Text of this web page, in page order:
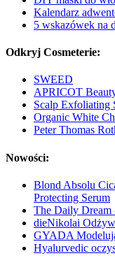
Kalendarz
5 wskazówek na
Odkryj Cosmeterie:
SWEED
APRICOT
Scalp Exfoliating
Organic White
Peter Thomas
Nowości:
Blond Absolu
Protecting Serum
The Daily Dream
dieNikolai
GYADA
Hyalurvedic